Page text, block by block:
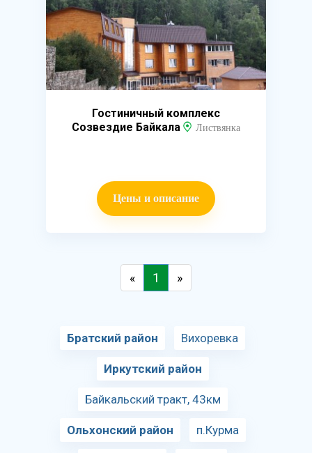
Гостиничный комплекс
Созвездие Байкала
Листвянка
Цены и описание
« 1 »
Братский район Вихоревка
Иркутский район
Байкальский тракт, 43км
Ольхонский район п.Курма